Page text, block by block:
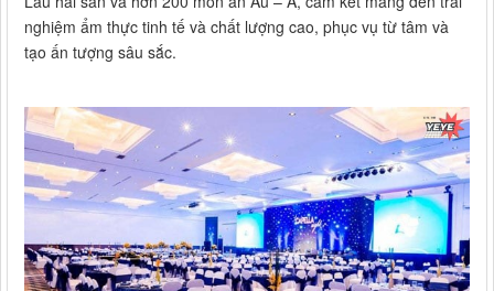
nghiệm ẩm thực tinh tế và chất lượng cao, phục vụ từ tâm và
tạo ấn tượng sâu sắc.